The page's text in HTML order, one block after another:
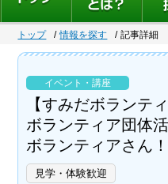
トップ 情報を探す 記事詳細
イベント・講座
【すみだボランテ
ボランティア団体
ボランティアさん！
見学・体験歓迎